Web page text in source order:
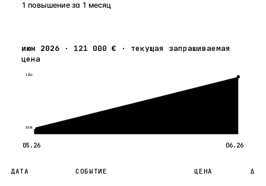
1 повышение за 1 месяц
июн 2026 · 121 000 € · текущая запрашиваемая
цена
121к
102к
05.26 06.26
ДАТА СОБЫТИЕ ЦЕНА Δ